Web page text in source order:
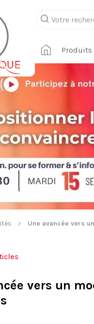
Produits
Une avancée vers
vers un